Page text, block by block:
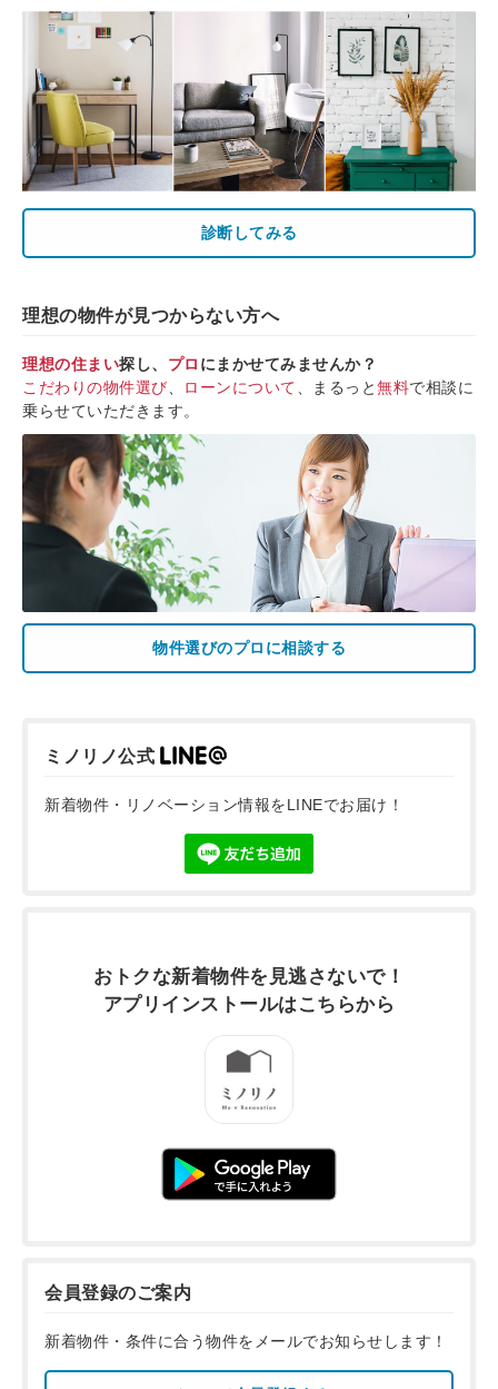
診断してみる
理想の物件が見つからない方へ
理想の住まい探し、 プロ にまかせてみませんか？
こだわりの物件選び
ローンについて 、まるっと無料で相談に
乗らせていただきます。
物件選びのプロに相談する
ミノリノ公式
新着物件・リノベーション情報をLINEでお届け！
おトクな新着物件を 見逃さないで！
アプリインストールはこちらから
会員登録のご案内
新着物件・条件に合う物件をメールでお知らせします！